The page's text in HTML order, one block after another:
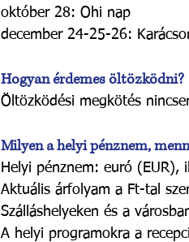
október 28: Ohi nap
december 24-25-26:
Hogyan érdemes öltözködni?
Öltözködési megkötés
Milyen a helyi pénznem,
Helyi pénznem: euró (EUR),
Aktuális árfolyam a Ft-tal
Szálláshelyeken és a
A helyi programokra a